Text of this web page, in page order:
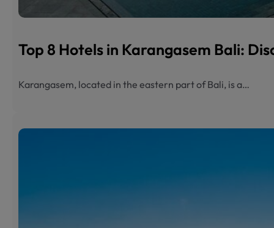
Top 8 Hotels in Karangasem Bali:
Karangasem, located in the eastern part of Bali, is a…